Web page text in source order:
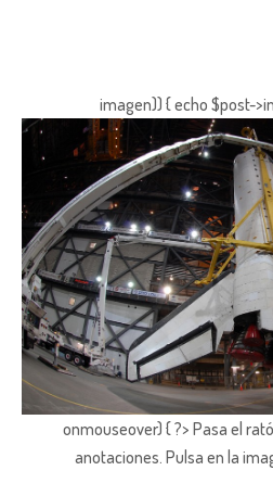
imagen)) { echo $post-
onmouseover) { ?> Pasa el
anotaciones. Pulsa en la